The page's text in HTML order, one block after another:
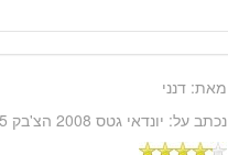
מאת:דנני
נכתב על: יונדאי גטס 2008 הצ'בק 5 דלתות